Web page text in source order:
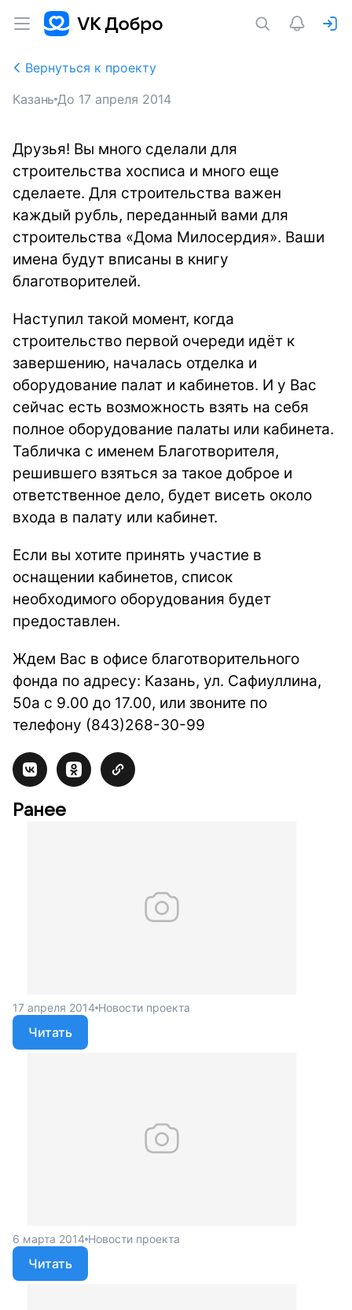
Вернуться к проекту
Казань До 17 апреля 2014
Друзья! Вы много сделали для
строительства хосписа и много еще
сделаете. Для строительства важен
каждый рубль, переданный вами для
строительства «Дома Милосердия». Ваши
имена будут вписаны в книгу
благотворителей.
Наступил такой момент, когда
строительство первой очереди идёт к
завершению, началась отделка и
оборудование палат и кабинетов. И у Вас
сейчас есть возможность взять на себя
полное оборудование палаты или кабинета.
Табличка с именем Благотворителя,
решившего взяться за такое доброе и
ответственное дело, будет висеть около
входа в палату или кабинет.
Если вы хотите принять участие в
оснащении кабинетов, список
необходимого оборудования будет
предоставлен.
Ждем Вас в офисе благотворительного
фонда по адресу: Казань, ул. Сафиуллина,
50а с 9.00 до 17.00, или звоните по
телефону (843)268-30-99
Ранее
17 апреля 2014 Новости проекта
Читать
6 марта 2014 Новости проекта
Читать